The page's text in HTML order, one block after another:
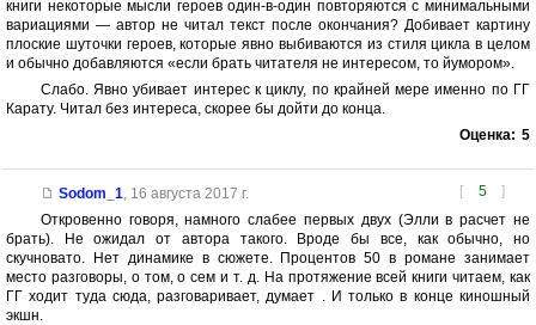
книги некоторые мысли героев один-в-один повторяются с минимальными
вариациями — автор не читал текст после окончания? Добивает картину
плоские шуточки героев, которые явно выбиваются из стиля цикла в целом
и обычно добавляются «если брать читателя не интересом, то йумором».
Слабо. Явно убивает интерес к циклу, по крайней мере именно по ГГ
Карату. Читал без интереса, скорее бы дойти до конца.
Оценка: 5
[ 5 ]
Sodom_1 16 августа 2017 г.
Откровенно говоря, намного слабее первых двух (Элли в расчет не
брать). Не ожидал от автора такого. Вроде бы все, как обычно, но
скучновато. Нет динамике в сюжете. Процентов 50 в романе занимает
место разговоры, о том, о сем и т. д. На протяжение всей книги читаем, как
ГГ ходит туда сюда, разговаривает, думает . И только в конце киношный
экшн.